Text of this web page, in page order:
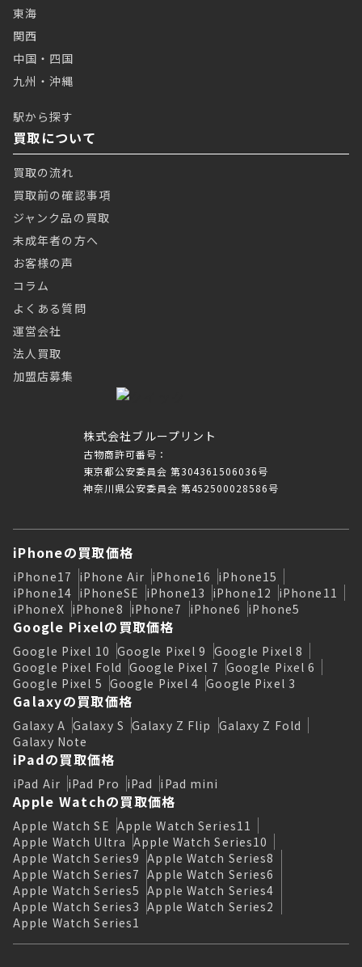
株式会社ブループリント
古物商許可番号：
東京都公安委員会 第304361506036号
神奈川県公安委員会 第452500028586号
東海
関西
中国・四国
九州・沖縄
駅から探す
買取について
買取の流れ
買取前の確認事項
ジャンク品の買取
未成年者の方へ
お客様の声
コラム
よくある質問
運営会社
法人買取
加盟店募集
iPhoneの買取価格
iPhone17 iPhone Air iPhone16 iPhone15
iPhone14 iPhoneSE iPhone13 iPhone12 iPhone11
iPhoneX iPhone8 iPhone7 iPhone6 iPhone5
Google Pixelの買取価格
Google Pixel 10 Google Pixel 9 Google Pixel 8
Google Pixel Fold Google Pixel 7 Google Pixel 6
Google Pixel 5 Google Pixel 4 Google Pixel 3
Galaxyの買取価格
Galaxy A Galaxy S Galaxy Z Flip Galaxy Z Fold
Galaxy Note
iPadの買取価格
iPad Air iPad Pro iPad iPad mini
Apple Watchの買取価格
Apple Watch SE Apple Watch Series11
Apple Watch Ultra Apple Watch Series10
Apple Watch Series9 Apple Watch Series8
Apple Watch Series7 Apple Watch Series6
Apple Watch Series5 Apple Watch Series4
Apple Watch Series3 Apple Watch Series2
Apple Watch Series1